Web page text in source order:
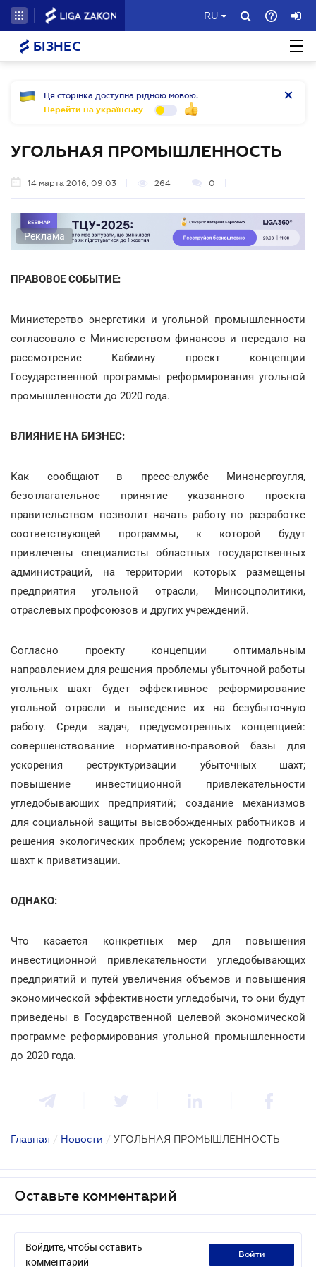
RU
БІЗНЕС
Ця сторінка доступна рідною мовою.
Перейти на українську
УГОЛЬНАЯ ПРОМЫШЛЕННОСТЬ
14 марта 2016, 09:03 264 0
Реклама
ПРАВОВОЕ СОБЫТИЕ:
Министерство энергетики и угольной промышленности
согласовало с Министерством финансов и передало на
рассмотрение Кабмину проект концепции
Государственной программы реформирования угольной
промышленности до 2020 года.
ВЛИЯНИЕ НА БИЗНЕС:
Как сообщают в пресс-службе Минэнергоугля,
безотлагательное принятие указанного проекта
правительством позволит начать работу по разработке
соответствующей программы, к которой будут
привлечены специалисты областных государственных
администраций, на территории которых размещены
предприятия угольной отрасли, Минсоцполитики,
отраслевых профсоюзов и других учреждений.
Согласно проекту концепции оптимальным
направлением для решения проблемы убыточной работы
угольных шахт будет эффективное реформирование
угольной отрасли и выведение их на безубыточную
работу. Среди задач, предусмотренных концепцией:
совершенствование нормативно-правовой базы для
ускорения реструктуризации убыточных шахт;
повышение инвестиционной привлекательности
угледобывающих предприятий; создание механизмов
для социальной защиты высвобожденных работников и
решения экологических проблем; ускорение подготовки
шахт к приватизации.
ОДНАКО:
Что касается конкретных мер для повышения
инвестиционной привлекательности угледобывающих
предприятий и путей увеличения объемов и повышения
экономической эффективности угледобычи, то они будут
приведены в Государственной целевой экономической
программе реформирования угольной промышленности
до 2020 года.
Главная / Новости / УГОЛЬНАЯ ПРОМЫШЛЕННОСТЬ
Оставьте комментарий
Войдите, чтобы оставить
комментарий
войти